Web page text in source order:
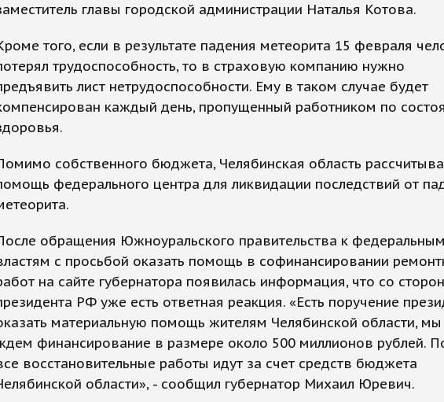
главы городской администрации Наталья Котова.
того, если в результате падения метеорита 15 февраля
трудоспособность, то в страховую компанию нужно
лист нетрудоспособности. Ему в таком случае будет
каждый день, пропущенный работником по
собственного бюджета, Челябинская область
федерального центра для ликвидации последствий от
обращения Южноуральского правительства к федеральным
с просьбой оказать помощь в софинансировании
на сайте губернатора появилась информация, что со
РФ уже есть ответная реакция. «Есть поручение
материальную помощь жителям Челябинской области, мы
финансирование в размере около 500 миллионов рублей.
восстановительные работы идут за счет средств бюджета
области», - сообщил губернатор Михаил Юревич.